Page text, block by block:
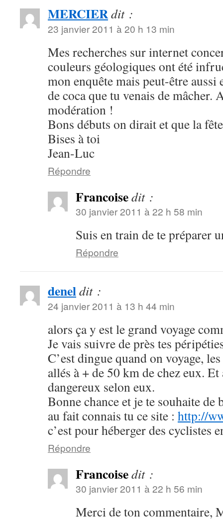
MERCIERdit :
23 janvier 2011 à 20 h 13 min
Mes recherches sur internet
couleurs géologiques ont été
mon enquête mais peut-être
de coca que tu venais de mâcher.
modération !
Bons débuts on dirait et que la
Bises à toi
Jean-Luc
Répondre
Francoisedit :
30 janvier 2011 à 22 h 58 min
Suis en train de te préparer
Répondre
deneldit :
24 janvier 2011 à 13 h 44 min
alors ça y est le grand voyage
Je vais suivre de près tes
C’est dingue quand on voyage,
allés à + de 50 km de chez eux.
dangereux selon eux.
Bonne chance et je te souhaite de
au fait connais tu ce site : http://
c’est pour héberger des cyclistes
Répondre
Francoisedit :
30 janvier 2011 à 22 h 56 min
Merci de ton commentaire,